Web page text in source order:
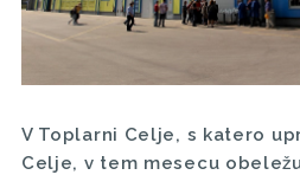
V Toplarni Celje, s katero
Celje, v tem mesecu